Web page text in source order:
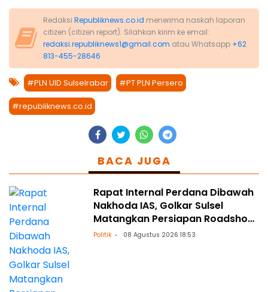
Redaksi Republiknews.co.id menerima naskah laporan
citizen (citizen report). Silahkan kirim ke email:
redaksi.republiknews1@gmail.com atau Whatsapp +62
813-455-28646
#PLN UID Sulselrabar #PT PLN Persero
#republiknews.co.id
BACA JUGA
Rapat Internal Perdana Dibawah
Nakhoda IAS, Golkar Sulsel
Matangkan Persiapan Roadshow
ke Daerah
Politik 08 Agustus 2026 18:53